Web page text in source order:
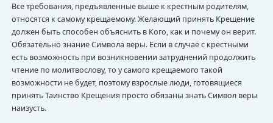
Все требования, предъявленные выше к крестным родителям,
относятся к самому крещаемому. Желающий принять Крещение
должен быть способен объяснить в Кого, как и почему он верит.
Обязательно знание Символа веры. Если в случае с крестными
есть возможность при возникновении затруднений продолжить
чтение по молитвослову, то у самого крещаемого такой
возможности не будет, поэтому взрослые люди, готовящиеся
принять Таинство Крещения просто обязаны знать Символ веры
наизусть.